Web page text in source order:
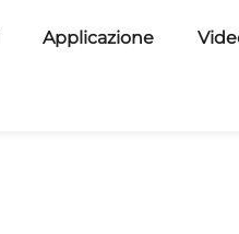
Applicazione